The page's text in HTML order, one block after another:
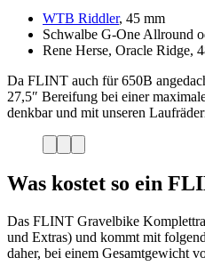
WTB Riddler, 45 mm
Schwalbe G-One Allround
Rene Herse, Oracle Ridge,
Da FLINT auch für 650B
27,5″ Bereifung bei einer
denkbar und mit unseren
Was kostet so ein
Das FLINT Gravelbike
und Extras) und kommt mit
daher, bei einem Gesamtgewicht